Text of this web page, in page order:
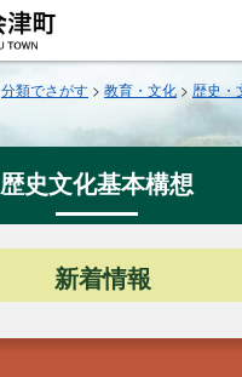
分類でさがす > 教育・文化 > 歴史・
歴史文化基本構想
新着情報